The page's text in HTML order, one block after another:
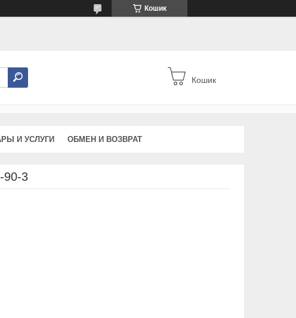
Кошик
Кошик
И УСЛУГИ ОБМЕН И ВОЗВРАТ
90-3